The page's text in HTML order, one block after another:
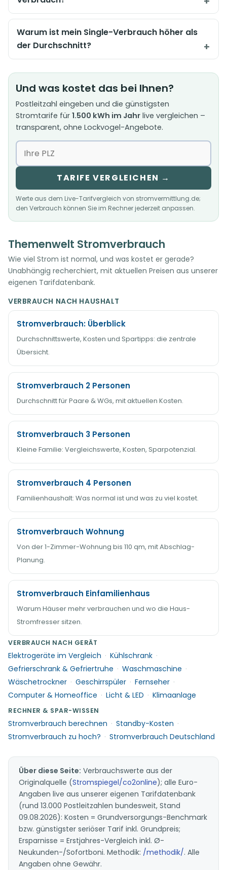
Warum ist mein Single-Verbrauch höher als
der Durchschnitt?
Und was kostet das bei Ihnen?
Postleitzahl eingeben und die günstigsten
Stromtarife für 1.500 kWh im Jahr live vergleichen –
transparent, ohne Lockvogel-Angebote.
TARIFE VERGLEICHEN →
Werte aus dem Live-Tarifvergleich von stromvermittlung.de;
den Verbrauch können Sie im Rechner jederzeit anpassen.
Themenwelt Stromverbrauch
Wie viel Strom ist normal, und was kostet er gerade?
Unabhängig recherchiert, mit aktuellen Preisen aus unserer
eigenen Tarifdatenbank.
VERBRAUCH NACH HAUSHALT
Stromverbrauch: Überblick
Durchschnittswerte, Kosten und Spartipps: die zentrale
Übersicht.
Stromverbrauch 2 Personen
Durchschnitt für Paare & WGs, mit aktuellen Kosten.
Stromverbrauch 3 Personen
Kleine Familie: Vergleichswerte, Kosten, Sparpotenzial.
Stromverbrauch 4 Personen
Familienhaushalt: Was normal ist und was zu viel kostet.
Stromverbrauch Wohnung
Von der 1-Zimmer-Wohnung bis 110 qm, mit Abschlag-
Planung.
Stromverbrauch Einfamilienhaus
Warum Häuser mehr verbrauchen und wo die Haus-
Stromfresser sitzen.
VERBRAUCH NACH GERÄT
Elektrogeräte im Vergleich · Kühlschrank ·
Gefrierschrank & Gefriertruhe · Waschmaschine ·
Wäschetrockner · Geschirrspüler · Fernseher ·
Computer & Homeoffice · Licht & LED · Klimaanlage
RECHNER & SPAR-WISSEN
Stromverbrauch berechnen · Standby-Kosten ·
Stromverbrauch zu hoch? · Stromverbrauch Deutschland
Über diese Seite: Verbrauchswerte aus der
Originalquelle (Stromspiegel/co2online); alle Euro-
Angaben live aus unserer eigenen Tarifdatenbank
(rund 13.000 Postleitzahlen bundesweit, Stand
09.08.2026): Kosten = Grundversorgungs-Benchmark
bzw. günstigster seriöser Tarif inkl. Grundpreis;
Ersparnisse = Erstjahres-Vergleich inkl. Ø-
Neukunden-/Sofortboni. Methodik: /methodik/. Alle
Angaben ohne Gewähr.